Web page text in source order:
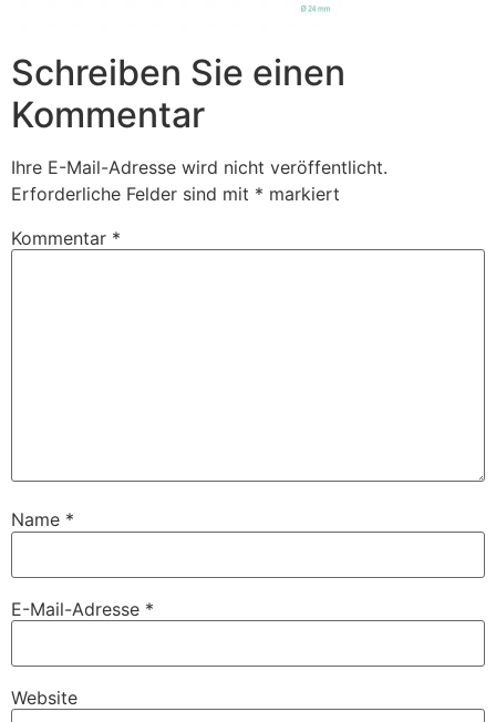
Schreiben Sie einen
Kommentar
Ihre E-Mail-Adresse wird nicht veröffentlicht.
Erforderliche Felder sind mit * markiert
Kommentar *
Name *
E-Mail-Adresse *
Website